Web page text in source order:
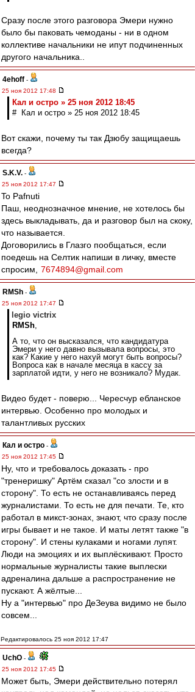
Сразу после этого разговора Эмери нужно
было бы паковать чемоданы - ни в одном
коллективе начальники не ипут подчиненных
другого начальника..
4ehoff -
25 ноя 2012 17:48
Кал и остро » 25 ноя 2012 18:45
# Кал и остро » 25 ноя 2012 18:45
Вот скажи, почему ты так Дзюбу защищаешь
всегда?
S.K.V. -
25 ноя 2012 17:47
To Pafnuti
Паш, неоднозначное мнение, не хотелось бы
здесь выкладывать, да и разговор был на скоку,
что называется.
Договорились в Глазго пообщаться, если
поедешь на Селтик напиши в личку, вместе
спросим, 7674894@gmail.com
RMSh -
25 ноя 2012 17:47
legio victrix
RMSh,
А то, что он высказался, что кандидатура
Эмери у него давно вызывала вопросы, это
как? Какие у него нахуй могут быть вопросы?
Вопроса как в начале месяца в кассу за
зарплатой идти, у него не возникало? Мудак.
Видео будет - поверю... Чересчур ебланское
интервью. Особенно про молодых и
талантливых русских
Кал и остро -
25 ноя 2012 17:45
Ну, что и требовалось доказать - про
"тренеришку" Артём сказал "со злости и в
сторону". То есть не останавливаясь перед
журналистами. То есть не для печати. Те, кто
работал в микст-зонах, знают, что сразу после
игры бывает и не такое. И маты летят также "в
сторону". И стены кулаками и ногами лупят.
Люди на эмоциях и их выплёскивают. Просто
нормальные журналисты такие выплески
адреналина дальше а распространение не
пускают. А жёлтые...
Ну а "интервью" про ДеЗеува видимо не было
совсем...
Редактировалось 25 ноя 2012 17:47
UchO -
25 ноя 2012 17:45
Может быть, Эмери действительно потерял